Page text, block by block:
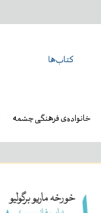
کتاب‌ها
خانواده‌ی فرهنگی چشمه